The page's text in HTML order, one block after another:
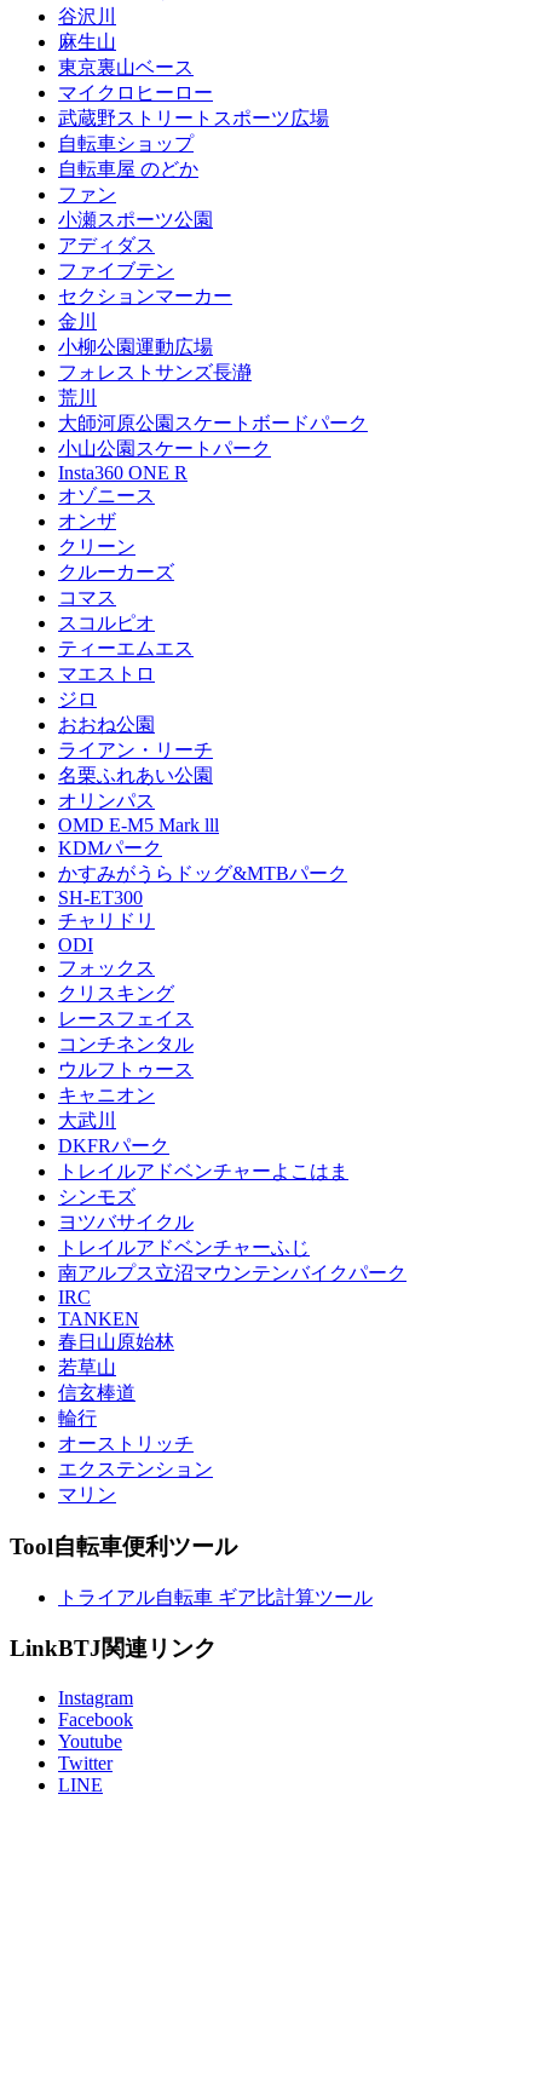
谷沢川
麻生山
東京裏山ベース
マイクロヒーロー
武蔵野ストリートスポーツ広場
自転車ショップ
自転車屋 のどか
ファン
小瀬スポーツ公園
アディダス
ファイブテン
セクションマーカー
金川
小柳公園運動広場
フォレストサンズ長瀞
荒川
大師河原公園スケートボードパーク
小山公園スケートパーク
Insta360 ONE R
オゾニース
オンザ
クリーン
クルーカーズ
コマス
スコルピオ
ティーエムエス
マエストロ
ジロ
おおね公園
ライアン・リーチ
名栗ふれあい公園
オリンパス
OMD E-M5 Mark lll
KDMパーク
かすみがうらドッグ&MTBパーク
SH-ET300
チャリドリ
ODI
フォックス
クリスキング
レースフェイス
コンチネンタル
ウルフトゥース
キャニオン
大武川
DKFRパーク
トレイルアドベンチャーよこはま
シンモズ
ヨツバサイクル
トレイルアドベンチャーふじ
南アルプス立沼マウンテンバイクパーク
IRC
TANKEN
春日山原始林
若草山
信玄棒道
輪行
オーストリッチ
エクステンション
マリン
Tool自転車便利ツール
トライアル自転車 ギア比計算ツール
LinkBTJ関連リンク
Instagram
Facebook
Youtube
Twitter
LINE